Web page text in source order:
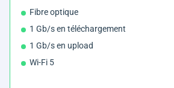
Fibre optique
1 Gb/s en téléchargement
1 Gb/s en upload
Wi-Fi 5